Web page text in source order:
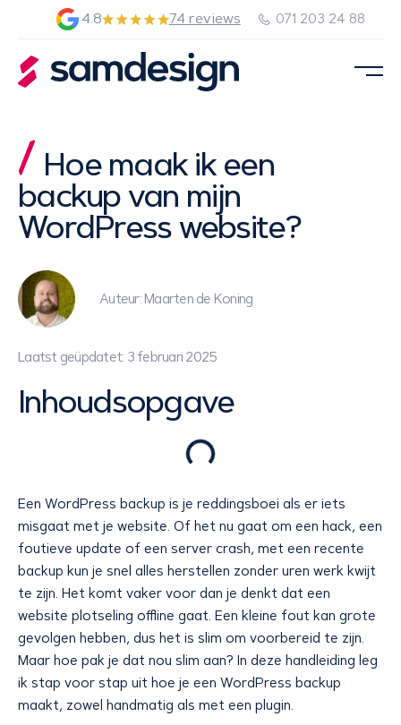
4.8 74 reviews 071 203 24 88
Hoe maak ik een
backup van mijn
WordPress website?
Auteur: Maarten de Koning
Laatst geüpdatet: 3 februari 2025
Inhoudsopgave
Een WordPress backup is je reddingsboei als er iets
misgaat met je website. Of het nu gaat om een hack, een
foutieve update of een server crash, met een recente
backup kun je snel alles herstellen zonder uren werk kwijt
te zijn. Het komt vaker voor dan je denkt dat een
website plotseling offline gaat. Een kleine fout kan grote
gevolgen hebben, dus het is slim om voorbereid te zijn.
Maar hoe pak je dat nou slim aan? In deze handleiding leg
ik stap voor stap uit hoe je een WordPress backup
maakt, zowel handmatig als met een plugin.